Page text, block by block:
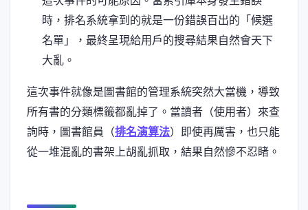
時，排名系統拿到的就是一份錯誤百出的「候選
名單」，最終呈現給用戶的搜尋結果自然會天下
大亂。
這次事件就像是圖書館的管理系統突然大當機，導致
所有書的分類標籤都亂掉了。當讀者（使用者）來查
詢時，圖書館員（排名演算法）即使再厲害，也只能
從一堆混亂的書架上胡亂抓取，結果自然慘不忍睹。